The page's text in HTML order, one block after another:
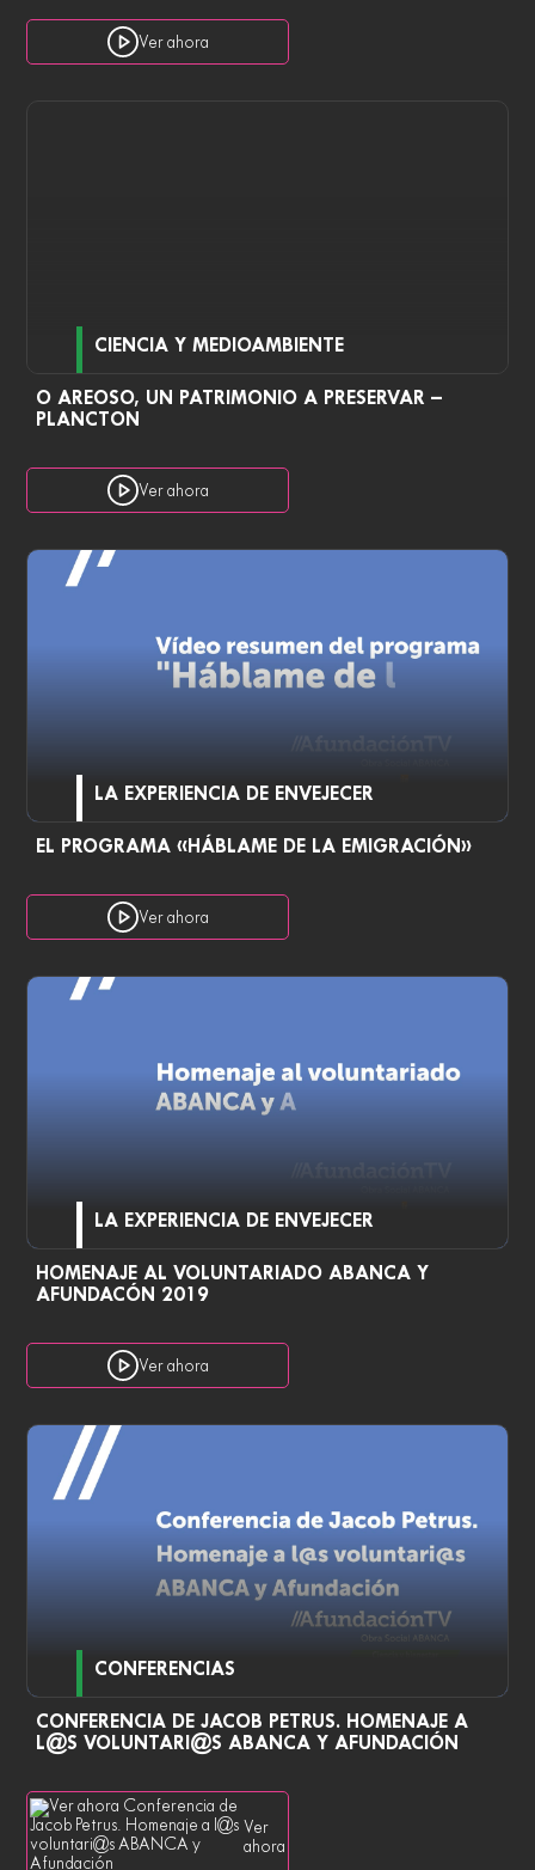
Ver ahora
CIENCIA Y MEDIOAMBIENTE
O AREOSO, UN PATRIMONIO A PRESERVAR –
PLANCTON
Ver ahora
LA EXPERIENCIA DE ENVEJECER
EL PROGRAMA «HÁBLAME DE LA EMIGRACIÓN»
Ver ahora
LA EXPERIENCIA DE ENVEJECER
HOMENAJE AL VOLUNTARIADO ABANCA Y
AFUNDACÓN 2019
Ver ahora
CONFERENCIAS
CONFERENCIA DE JACOB PETRUS. HOMENAJE A
L@S VOLUNTARI@S ABANCA Y AFUNDACIÓN
Ver
ahora